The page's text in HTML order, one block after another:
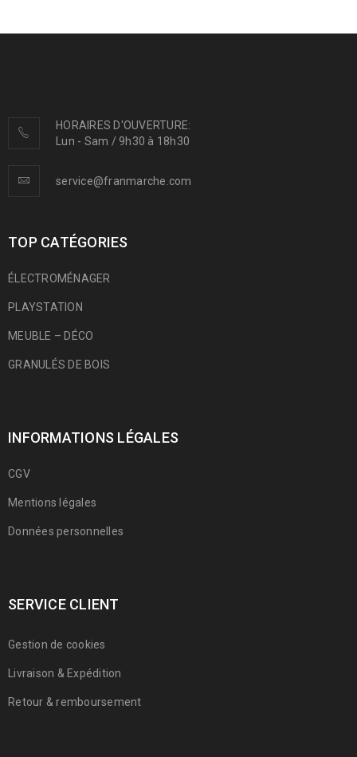
HORAIRES D'OUVERTURE:
Lun - Sam / 9h30 à 18h30
service@franmarche.com
TOP CATÉGORIES
ÉLECTROMÉNAGER
PLAYSTATION
MEUBLE – DÉCO
GRANULÉS DE BOIS
INFORMATIONS LÉGALES
CGV
Mentions légales
Données personnelles
SERVICE CLIENT
Gestion de cookies
Livraison & Expédition
Retour & remboursement